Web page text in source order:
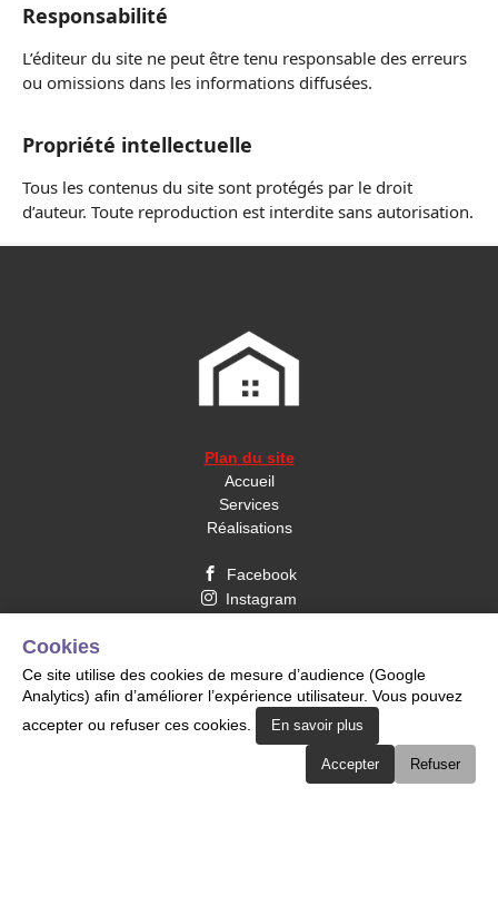
Responsabilité
L’éditeur du site ne peut être tenu responsable des erreurs
ou omissions dans les informations diffusées.
Propriété intellectuelle
Tous les contenus du site sont protégés par le droit
d’auteur. Toute reproduction est interdite sans autorisation.
Plan du site
Accueil
Services
Réalisations
 Facebook
 Instagram
2024 Copyright © https://www.create.alsace-
Mentions légales - MonWebPro.com
Cookies
Ce site utilise des cookies de mesure d’audience (Google
Analytics) afin d’améliorer l’expérience utilisateur. Vous pouvez
accepter ou refuser ces cookies.
En savoir plus
Accepter Refuser